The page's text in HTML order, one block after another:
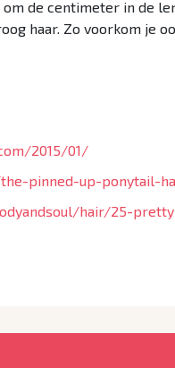
de centimeter in de
haar. Zo voorkom je
2015/01/
pinned-up-ponytail-
hair/25-